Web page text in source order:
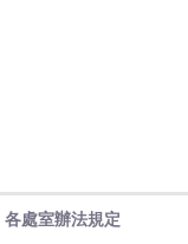
各處室辦法規定